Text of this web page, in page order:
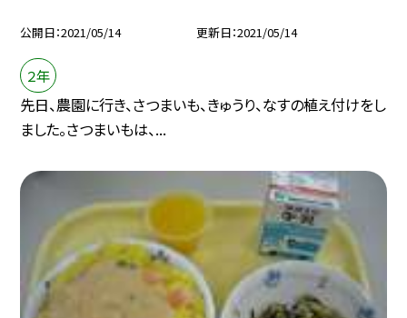
公開日 2021/05/14 更新日 2021/05/14
２年
先日、農園に行き、さつまいも、きゅうり、なすの植え付けをし
ました。さつまいもは、...